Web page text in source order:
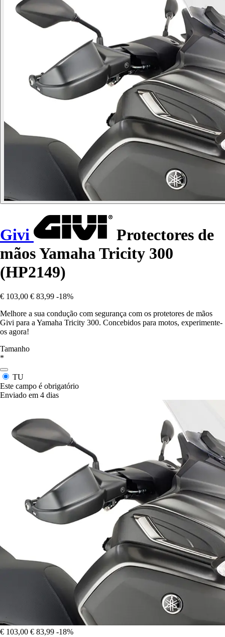
Givi
Protectores de
mãos Yamaha Tricity 300
(HP2149)
€ 103,00 € 83,99 -18%
Melhore a sua condução com segurança com os protetores de mãos
Givi para a Yamaha Tricity 300. Concebidos para motos, experimente-
os agora!
Tamanho
*
TU
Este campo é obrigatório
Enviado em 4 dias
€ 103,00 € 83,99 -18%